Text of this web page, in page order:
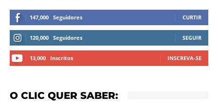
147,000 Seguidores CURTIR
120,000 Seguidores SEGUIR
13,000 Inscritos INSCREVA-SE
O CLIC QUER SABER: